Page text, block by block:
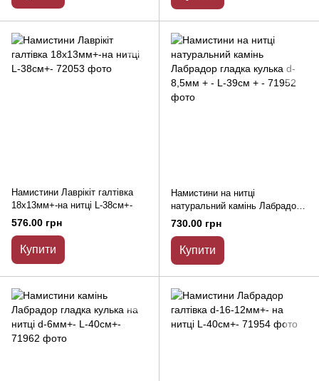
Намистини Лаврікіт галтівка
18х13мм+-на нитці L-38см+-
576.00 грн
Купити
Намистини на нитці
натуральний камінь Лабрадор
гладка кулька d-8,5мм + - L-
730.00 грн
Купити